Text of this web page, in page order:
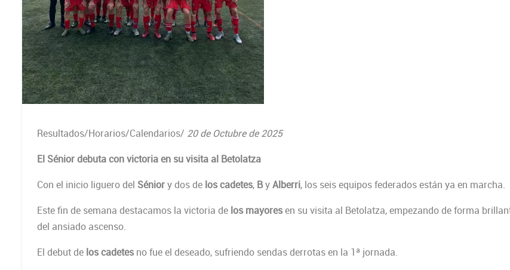
Resultados/Horarios/Calendarios/ 20 de Octubre de 2025
El Sénior debuta con victoria en su visita al Betolatza
Con el inicio liguero del Séniory dos de los cadetes, ByAlberri, los seis equipos federados están ya en marcha.
Este fin de semana destacamos la victoria de los mayoresen su visita al Betolatza, empezando de forma
del ansiado ascenso.
El debut de los cadetesno fue el deseado, sufriendo sendas derrotas en la 1ª jornada.